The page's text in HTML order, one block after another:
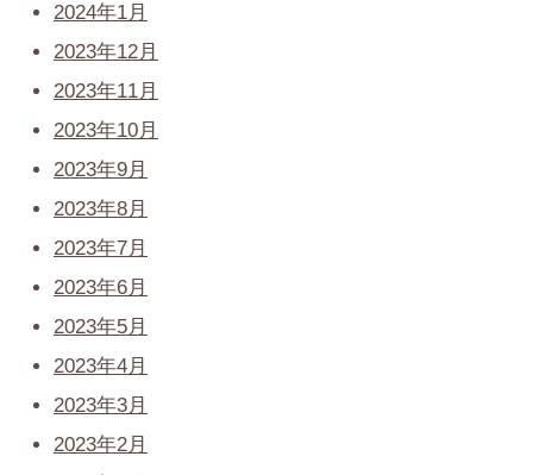
2024年1月
2023年12月
2023年11月
2023年10月
2023年9月
2023年8月
2023年7月
2023年6月
2023年5月
2023年4月
2023年3月
2023年2月